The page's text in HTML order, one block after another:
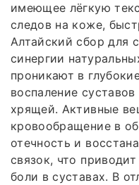
имеющее лёгкую
следов на коже,
Алтайский сбор для
синергии
проникают в
воспаление
хрящей. Активные
кровообращение в
отечность и
связок, что
боли в суставах. В